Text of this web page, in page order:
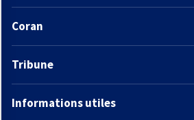
Coran
Tribune
Informations utiles